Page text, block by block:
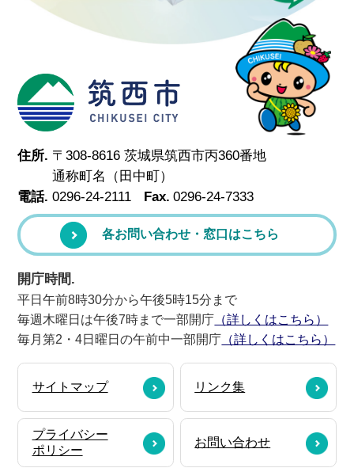
筑西市
住所. 〒308-8616 茨城県筑西市丙360番地
通称町名（田中町）
電話. 0296-24-2111 Fax. 0296-24-7333
各お問い合わせ・窓口はこちら
開庁時間.
平日午前8時30分から午後5時15分まで
毎週木曜日は午後7時まで一部開庁 （詳しくはこちら）
毎月第2・4日曜日の午前中一部開庁 （詳しくはこちら）
サイトマップ リンク集
プライバシー
ポリシー
お問い合わせ